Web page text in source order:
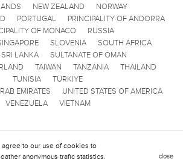
close
to our use of cookies to
anonymous trafic statistics.
NEW ZEALAND
NORWAY
PORTUGAL
PRINCIPALITY OF ANDORRA
OF MONACO
RUSSIA
SLOVENIA
SOUTH AFRICA
SRI LANKA
SULTANATE OF OMAN
TAIWAN TANZANIA
THAILAND
TUNISIA
TÜRKIYE
EMIRATES
UNITED STATES OF AMERICA
VENEZUELA
VIETNAM